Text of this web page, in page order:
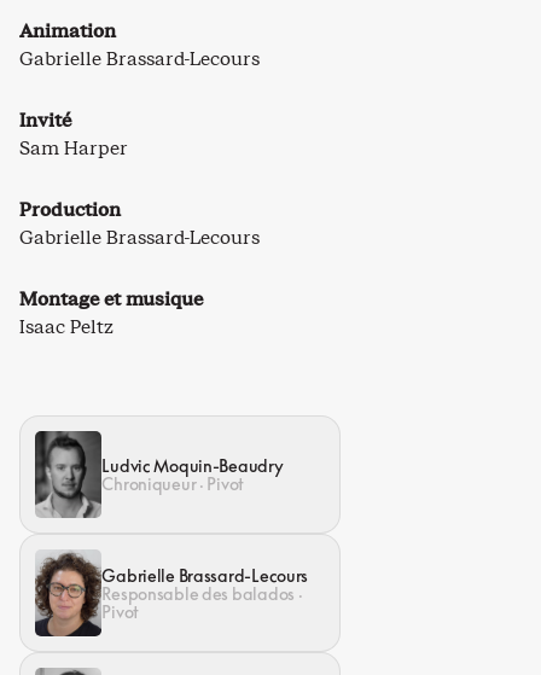
Ludvic Moquin-Beaudry
Chroniqueur · Pivot
Gabrielle Brassard-Lecours
Responsable des balados ·
Pivot
Animation
Gabrielle Brassard-Lecours
Invité
Sam Harper
Production
Gabrielle Brassard-Lecours
Montage et musique
Isaac Peltz